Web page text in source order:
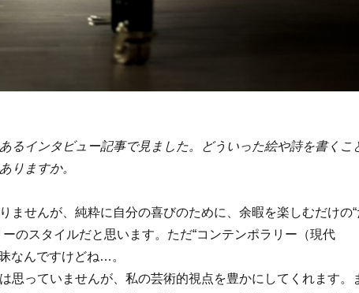
インタビュー記事で見ました。どういった絵や詩を書くこ
りますか。
ませんが、純粋に自分の喜びのために、余暇を楽しむだけの“
のスタイルだと思います。ただ“コンテンポラリー（現代
なんですけどね…。
思っていませんが、私の芸術的視点を豊かにしてくれます。